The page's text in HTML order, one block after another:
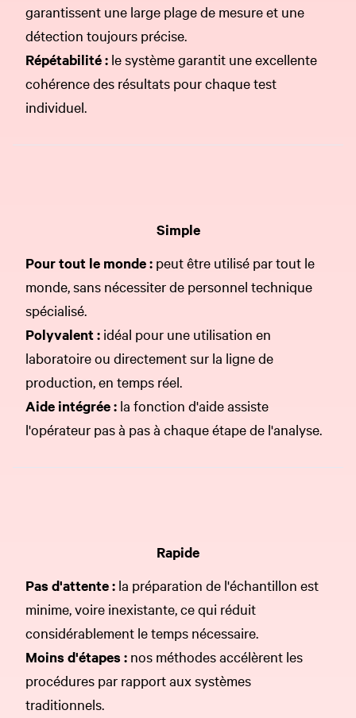
garantissent une large plage de mesure et une
détection toujours précise.
Répétabilité : le système garantit une excellente
cohérence des résultats pour chaque test
individuel.
Simple
Pour tout le monde: peut être utilisé par tout le
monde, sans nécessiter de personnel technique
spécialisé.
Polyvalent : idéal pour une utilisation en
laboratoire ou directement sur la ligne de
production, en temps réel.
Aide intégrée : la fonction d'aide assiste
l'opérateur pas à pas à chaque étape de l'analyse.
Rapide
Pas d'attente : la préparation de l'échantillon est
minime, voire inexistante, ce qui réduit
considérablement le temps nécessaire.
Moins d'étapes : nos méthodes accélèrent les
procédures par rapport aux systèmes
traditionnels.